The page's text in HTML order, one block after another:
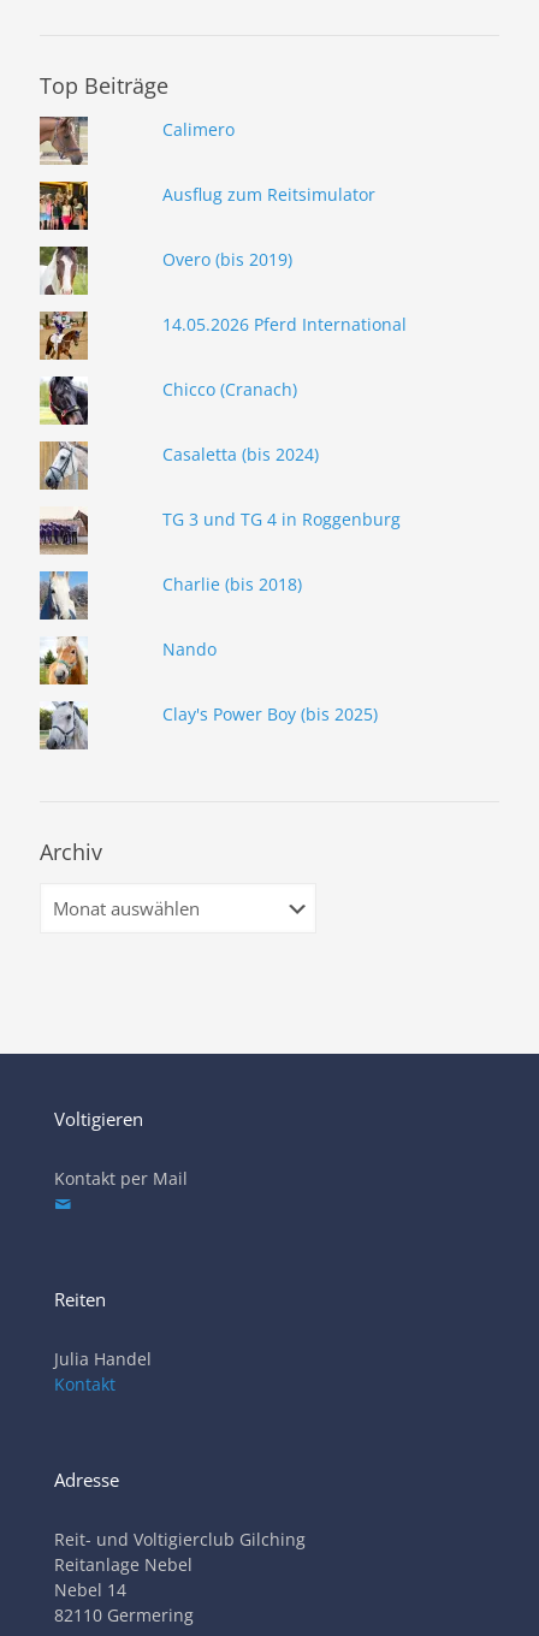
Top Beiträge
Calimero
Ausflug zum Reitsimulator
Overo (bis 2019)
14.05.2026 Pferd International
Chicco (Cranach)
Casaletta (bis 2024)
TG 3 und TG 4 in Roggenburg
Charlie (bis 2018)
Nando
Clay's Power Boy (bis 2025)
Archiv
Voltigieren
Kontakt per Mail
Reiten
Julia Handel
Kontakt
Adresse
Reit- und Voltigierclub Gilching
Reitanlage Nebel
Nebel 14
82110 Germering